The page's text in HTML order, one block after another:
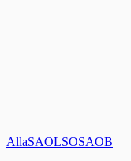
AllaSAOLSOSAOB